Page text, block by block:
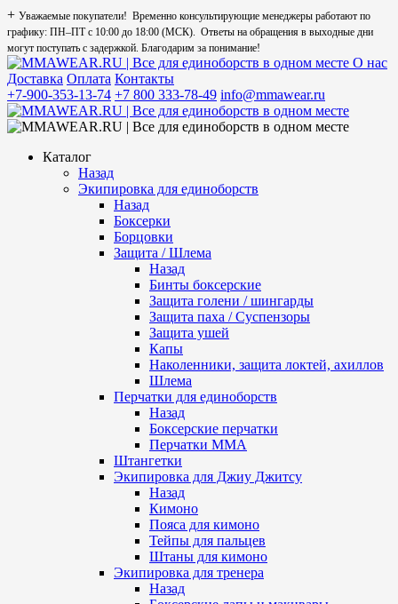
+ Уважаемые покупатели! Временно консультирующие менеджеры работают по
графику: ПН–ПТ с 10:00 до 18:00 (МСК). Ответы на обращения в выходные дни
могут поступать с задержкой. Благодарим за понимание!
О нас
Доставка Оплата Контакты
+7-900-353-13-74 +7 800 333-78-49 info@mmawear.ru
Каталог
Назад
Экипировка для единоборств
Назад
Боксерки
Борцовки
Защита / Шлема
Назад
Бинты боксерские
Защита голени / шингарды
Защита паха / Суспензоры
Защита ушей
Капы
Наколенники, защита локтей, ахиллов
Шлема
Перчатки для единоборств
Назад
Боксерские перчатки
Перчатки ММА
Штангетки
Экипировка для Джиу Джитсу
Назад
Кимоно
Пояса для кимоно
Тейпы для пальцев
Штаны для кимоно
Экипировка для тренера
Назад